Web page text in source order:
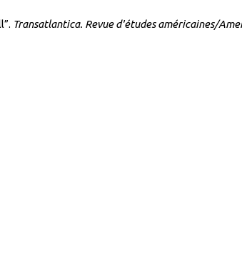
Transatlantica. Revue d'études américaines/